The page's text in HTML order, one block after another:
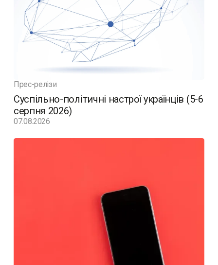
Прес-релізи
Суспільно-політичні настрої українців (5-6
серпня 2026)
07.08.2026